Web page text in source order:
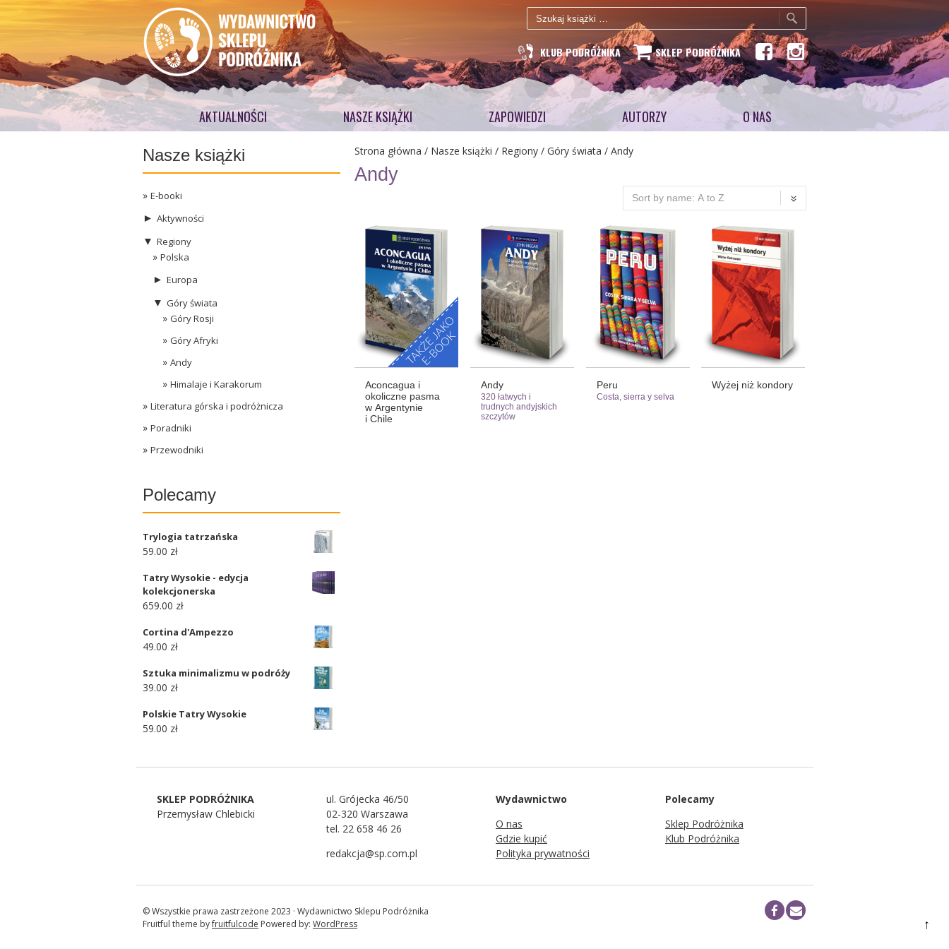
Szukaj:
KLUB PODRÓŻNIKA SKLEP PODRÓŻNIKA
AKTUALNOŚCI NASZE KSIĄŻKI ZAPOWIEDZI AUTORZY O NAS
Strona główna / Nasze książki / Regiony / Góry świata / Andy
Andy
Aconcagua i
okoliczne pasma
w Argentynie
i Chile
Andy
320 łatwych i
trudnych andyjskich
szczytów
Peru
Costa, sierra y selva
Wyżej niż kondory
Nasze książki
E-booki
► Aktywności
▼ Regiony
Polska
► Europa
▼ Góry świata
Góry Rosji
Góry Afryki
Andy
Himalaje i Karakorum
Literatura górska i podróżnicza
Poradniki
Przewodniki
Polecamy
Trylogia tatrzańska
59.00 zł
Tatry Wysokie - edycja
kolekcjonerska
659.00 zł
Cortina d'Ampezzo
49.00 zł
Sztuka minimalizmu w podróży
39.00 zł
Polskie Tatry Wysokie
59.00 zł
SKLEP PODRÓŻNIKA
Przemysław Chlebicki
ul. Grójecka 46/50
02-320 Warszawa
tel. 22 658 46 26
redakcja@sp.com.pl
Wydawnictwo
O nas
Gdzie kupić
Polityka prywatności
Polecamy
Sklep Podróżnika
Klub Podróżnika
© Wszystkie prawa zastrzeżone 2023 · Wydawnictwo Sklepu Podróżnika
Fruitful theme byfruitfulcode Powered by: WordPress ↑